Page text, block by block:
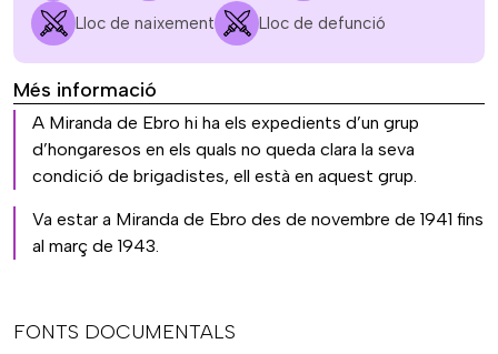
Lloc de naixement Lloc de defunció
Més informació
A Miranda de Ebro hi ha els expedients d’un grup
d’hongaresos en els quals no queda clara la seva
condició de brigadistes, ell està en aquest grup.
Va estar a Miranda de Ebro des de novembre de 1941 fins
al març de 1943.
FONTS DOCUMENTALS